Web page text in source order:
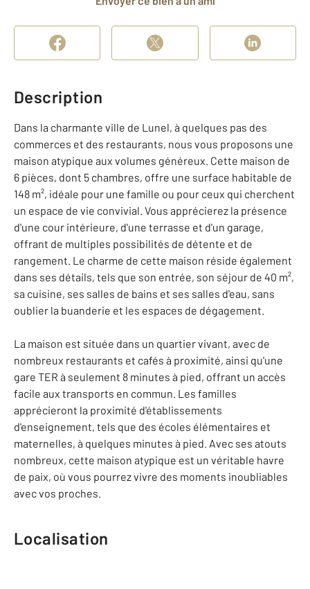
Description
Dans la charmante ville de Lunel, à quelques pas des
commerces et des restaurants, nous vous proposons une
maison atypique aux volumes généreux. Cette maison de
6 pièces, dont 5 chambres, offre une surface habitable de
148 m², idéale pour une famille ou pour ceux qui cherchent
un espace de vie convivial. Vous apprécierez la présence
d'une cour intérieure, d'une terrasse et d'un garage,
offrant de multiples possibilités de détente et de
rangement. Le charme de cette maison réside également
dans ses détails, tels que son entrée, son séjour de 40 m²,
sa cuisine, ses salles de bains et ses salles d'eau, sans
oublier la buanderie et les espaces de dégagement.
La maison est située dans un quartier vivant, avec de
nombreux restaurants et cafés à proximité, ainsi qu'une
gare TER à seulement 8 minutes à pied, offrant un accès
facile aux transports en commun. Les familles
apprécieront la proximité d'établissements
d'enseignement, tels que des écoles élémentaires et
maternelles, à quelques minutes à pied. Avec ses atouts
nombreux, cette maison atypique est un véritable havre
de paix, où vous pourrez vivre des moments inoubliables
avec vos proches.
Localisation